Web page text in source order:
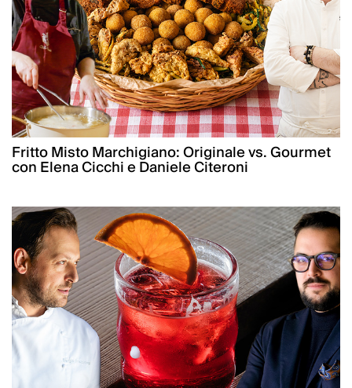
Fritto Misto Marchigiano: Originale vs. Gourmet
con Elena Cicchi e Daniele Citeroni